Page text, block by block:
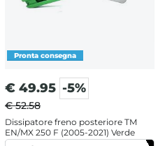
€ 49.95 -5%
€ 52.58
Dissipatore freno posteriore TM
EN/MX 250 F (2005-2021) Verde